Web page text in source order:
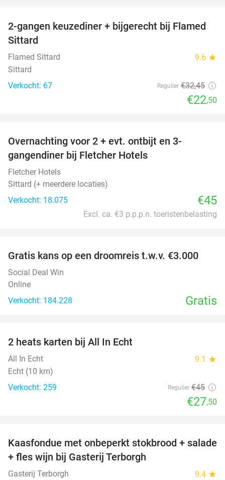
31%
2-gangen keuzediner + bijgerecht bij Flamed
Sittard
Flamed Sittard 9.6 star
Sittard
Verkocht: 67
Regulier €32,45
€22,50
Overnachting voor 2 + evt. ontbijt en 3-
gangendiner bij Fletcher Hotels
Fletcher Hotels
Sittard (+ meerdere locaties)
Verkocht: 18.075
€45
Excl. ca. €3 p.p.p.n. toeristenbelasting
Gratis kans op een droomreis t.w.v. €3.000
Social Deal Win
Online
Verkocht: 184.228
Gratis
2 heats karten bij All In Echt
All In Echt 9.1 star
Echt (10 km)
Verkocht: 259
Regulier €45
€27,50
44%
Kaasfondue met onbeperkt stokbrood + salade
+ fles wijn bij Gasterij Terborgh
Gasterij Terborgh 9.4 star